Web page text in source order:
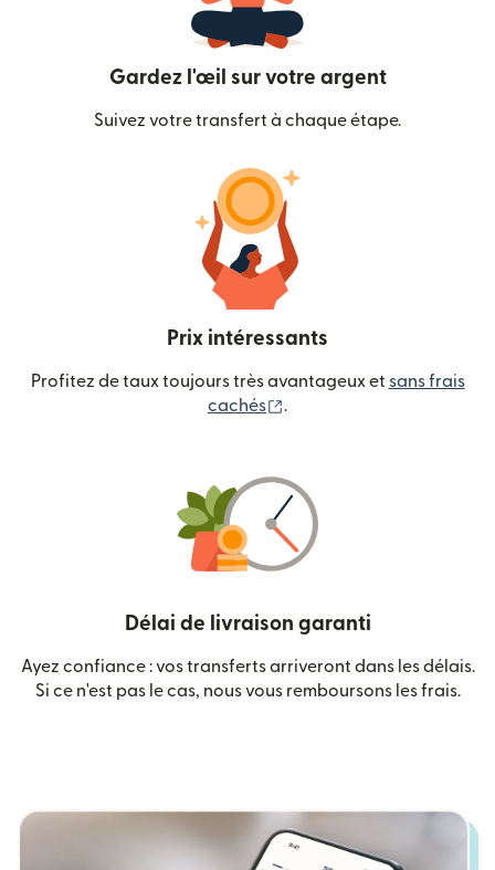
Gardez l'œil sur votre argent
Suivez votre transfert à chaque étape.
Prix intéressants
Profitez de taux toujours très avantageux et sans frais
cachés
.
Délai de livraison garanti
Ayez confiance : vos transferts arriveront dans les délais.
Si ce n'est pas le cas, nous vous remboursons les frais.